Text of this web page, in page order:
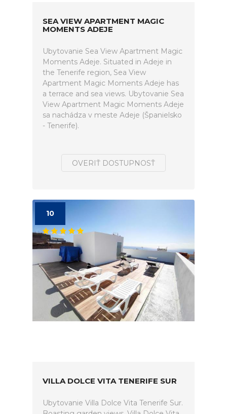
SEA VIEW APARTMENT MAGIC
MOMENTS ADEJE
Ubytovanie Sea View Apartment Magic
Moments Adeje. Situated in Adeje in
the Tenerife region, Sea View
Apartment Magic Moments Adeje has
a terrace and sea views. Ubytovanie Sea
View Apartment Magic Moments Adeje
sa nachádza v meste Adeje (Španielsko
- Tenerife).
OVERIŤ DOSTUPNOSŤ
10
VILLA DOLCE VITA TENERIFE SUR
Ubytovanie Villa Dolce Vita Tenerife Sur.